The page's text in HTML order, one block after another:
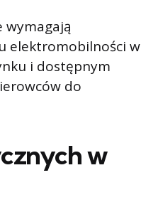
wymagają
elektromobilności w
i dostępnym
do
w